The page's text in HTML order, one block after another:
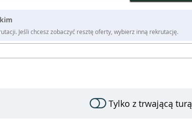
Jeśli chcesz zobaczyć resztę oferty, wybierz inną rekrutację.
Tylko z trwającą turą